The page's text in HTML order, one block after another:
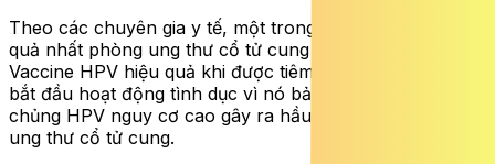
Theo các chuyên gia y tế, một trong những cách hiệu
quả nhất phòng ung thư cổ tử cung là tiêm phòng HPV.
Vaccine HPV hiệu quả khi được tiêm trước khi một người
bắt đầu hoạt động tình dục vì nó bảo vệ chống lại các
chủng HPV nguy cơ cao gây ra hầu hết các trường hợp
ung thư cổ tử cung.